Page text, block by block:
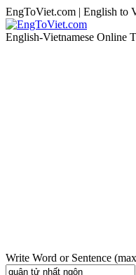
EngToViet.com | English to
English-Vietnamese Online
Write Word or Sentence